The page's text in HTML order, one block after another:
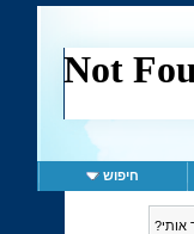
חיפוש
אותי?